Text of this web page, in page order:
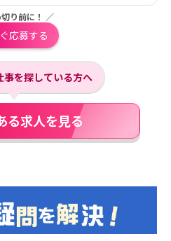
り前に！ ／
応募する
事を探している方へ
る求人を見る